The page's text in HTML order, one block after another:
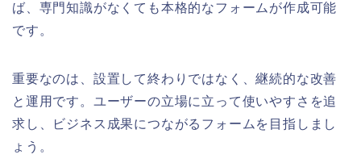
ば、専門知識がなくても本格的なフォームが作成可能
です。
重要なのは、設置して終わりではなく、継続的な改善
と運用です。ユーザーの立場に立って使いやすさを追
求し、ビジネス成果につながるフォームを目指しまし
ょう。